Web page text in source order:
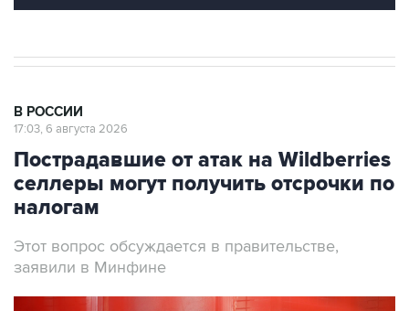
В РОССИИ
17:03, 6 августа 2026
Пострадавшие от атак на Wildberries
селлеры могут получить отсрочки по
налогам
Этот вопрос обсуждается в правительстве,
заявили в Минфине